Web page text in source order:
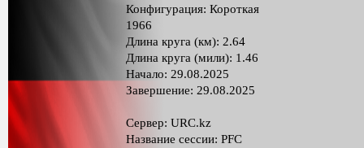
Конфигурация: Короткая
1966
Длина круга (км): 2.64
Длина круга (мили): 1.46
Начало: 29.08.2025
Завершение: 29.08.2025
Сервер: URC.kz
Название сессии: PFC